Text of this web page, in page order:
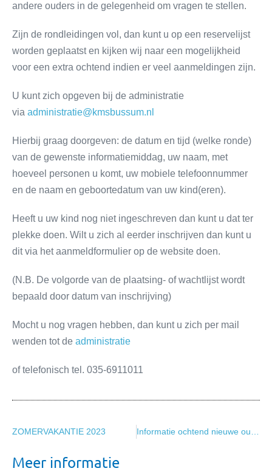
andere ouders in de gelegenheid om vragen te stellen.
Zijn de rondleidingen vol, dan kunt u op een reservelijst
worden geplaatst en kijken wij naar een mogelijkheid
voor een extra ochtend indien er veel aanmeldingen zijn.
U kunt zich opgeven bij de administratie
via administratie@kmsbussum.nl
Hierbij graag doorgeven: de datum en tijd (welke ronde)
van de gewenste informatiemiddag, uw naam, met
hoeveel personen u komt, uw mobiele telefoonnummer
en de naam en geboortedatum van uw kind(eren).
Heeft u uw kind nog niet ingeschreven dan kunt u dat ter
plekke doen. Wilt u zich al eerder inschrijven dan kunt u
dit via het aanmeldformulier op de website doen.
(N.B. De volgorde van de plaatsing- of wachtlijst wordt
bepaald door datum van inschrijving)
Mocht u nog vragen hebben, dan kunt u zich per mail
wenden tot de administratie
of telefonisch tel. 035-6911011
ZOMERVAKANTIE 2023
Meer informatie